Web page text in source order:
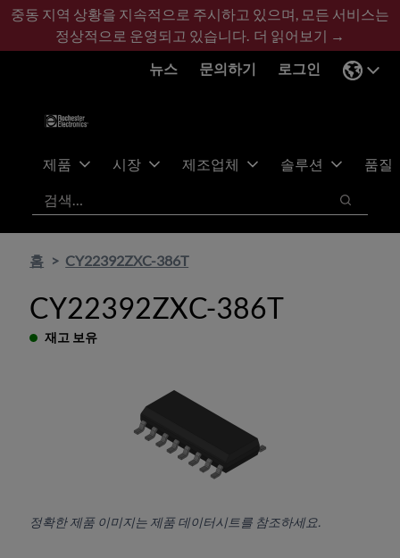
기
콘
바
글
중동 지역 상황을 지속적으로 주시하고 있으며, 모든 서비스는
정상적으로 운영되고 있습니다. 더 읽어보기 →
뉴스
문의하기 로그인
제품 시장 제조업체 솔루션
품질
검색
검색
홈 CY22392ZXC-386T
CY22392ZXC-386T
재고 보유
정확한 제품 이미지는 제품 데이터시트를 참조하세요.